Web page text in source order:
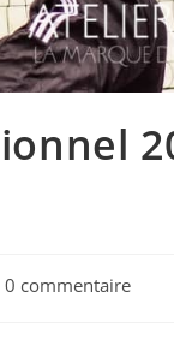
0 commentaire